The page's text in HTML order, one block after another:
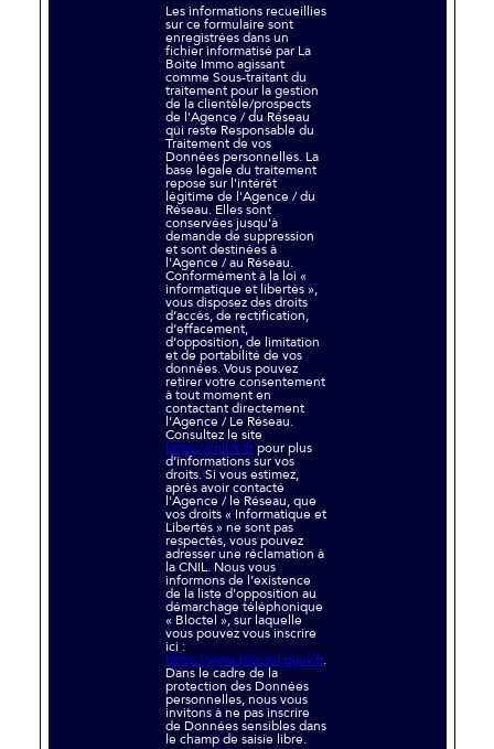
Les informations recueillies
sur ce formulaire sont
enregistrées dans un
fichier informatisé par La
Boite Immo agissant
comme Sous-traitant du
traitement pour la gestion
de la clientèle/prospects
de l'Agence / du Réseau
qui reste Responsable du
Traitement de vos
Données personnelles. La
base légale du traitement
repose sur l'intérêt
légitime de l'Agence / du
Réseau. Elles sont
conservées jusqu'à
demande de suppression
et sont destinées à
l'Agence / au Réseau.
Conformément à la loi «
informatique et libertés »,
vous disposez des droits
d’accès, de rectification,
d’effacement,
d’opposition, de limitation
et de portabilité de vos
données. Vous pouvez
retirer votre consentement
à tout moment en
contactant directement
l’Agence / Le Réseau.
Consultez le site
https://cnil.fr/frpour plus
d’informations sur vos
droits. Si vous estimez,
après avoir contacté
l'Agence / le Réseau, que
vos droits « Informatique et
Libertés » ne sont pas
respectés, vous pouvez
adresser une réclamation à
la CNIL. Nous vous
informons de l’existence
de la liste d'opposition au
démarchage téléphonique
« Bloctel », sur laquelle
vous pouvez vous inscrire
ici :
https://www.bloctel.gouv.fr.
Dans le cadre de la
protection des Données
personnelles, nous vous
invitons à ne pas inscrire
de Données sensibles dans
le champ de saisie libre.